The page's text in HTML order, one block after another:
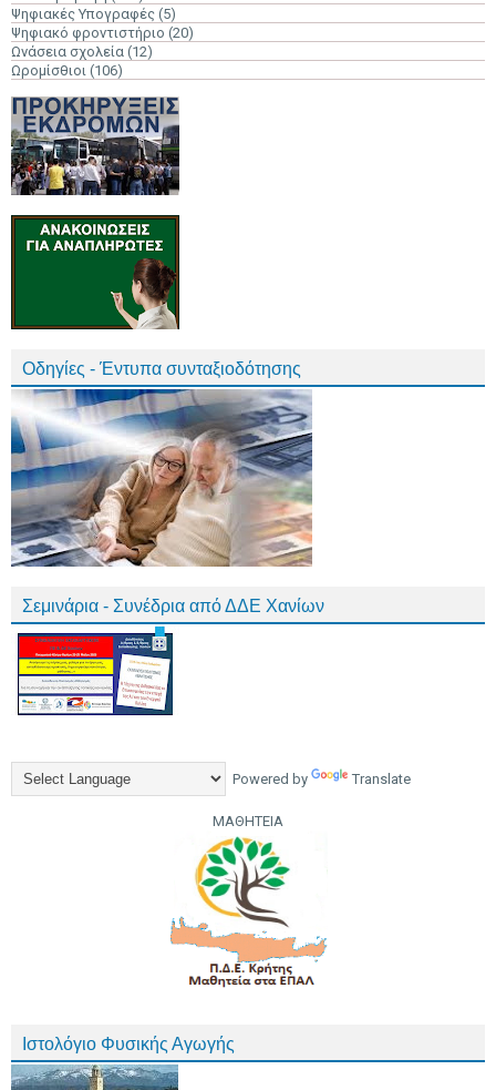
Ψηφιακές Υπογραφές (5)
Ψηφιακό φροντιστήριο (20)
Ωνάσεια σχολεία (12)
Ωρομίσθιοι (106)
Οδηγίες - Έντυπα συνταξιοδότησης
Σεμινάρια - Συνέδρια από ΔΔΕ Χανίων
Powered by Translate
ΜΑΘΗΤΕΙΑ
Ιστολόγιο Φυσικής Αγωγής